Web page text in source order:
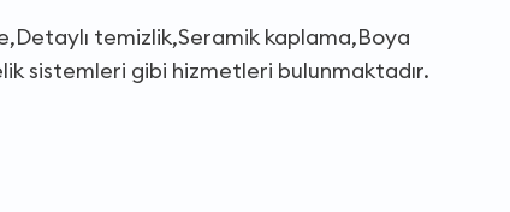
temizlik,Seramik kaplama,Boya
sistemleri gibi hizmetleri bulunmaktadır.